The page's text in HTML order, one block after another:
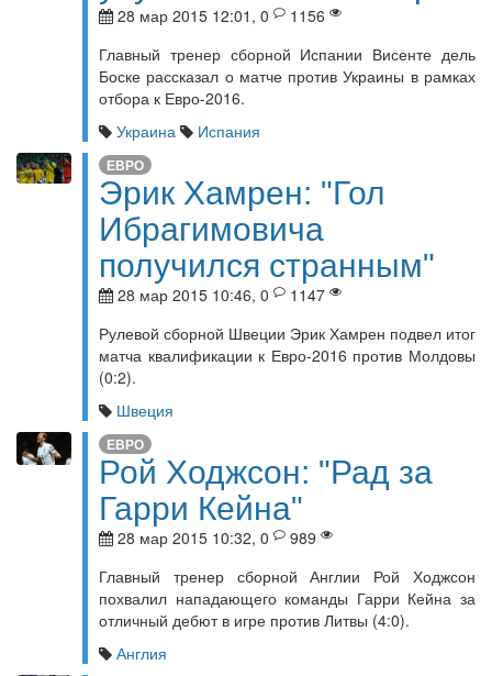
28 мар 2015 12:01, 0
1156
Главный тренер сборной Испании Висенте дель
Боске рассказал о матче против Украины в рамках
отбора к Евро-2016.
Украина
Испания
ЕВРО
Эрик Хамрен: "Гол
Ибрагимовича
получился странным"
28 мар 2015 10:46, 0
1147
Рулевой сборной Швеции Эрик Хамрен подвел итог
матча квалификации к Евро-2016 против Молдовы
(0:2).
Швеция
ЕВРО
Рой Ходжсон: "Рад за
Гарри Кейна"
28 мар 2015 10:32, 0
989
Главный тренер сборной Англии Рой Ходжсон
похвалил нападающего команды Гарри Кейна за
отличный дебют в игре против Литвы (4:0).
Англия